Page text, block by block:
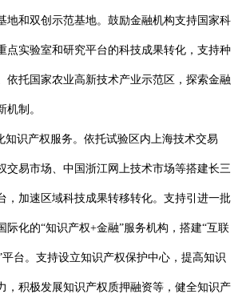
地和双创示范基地。鼓励金融机构支持国家科
点实验室和研究平台的科技成果转化，支持种
依托国家农业高新技术产业示范区，探索金融
机制。
知识产权服务。依托试验区内上海技术交易
交易市场、中国浙江网上技术市场等搭建长三
，加速区域科技成果转移转化。支持引进一批
际化的“知识产权+金融”服务机构，搭建“互联
平台。支持设立知识产权保护中心，提高知识
，积极发展知识产权质押融资等，健全知识产